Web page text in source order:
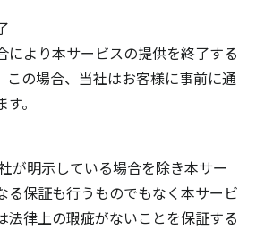
により本サービスの提供を終了する
この場合、当社はお客様に事前に通
。
が明示している場合を除き本サー
る保証も行うものでもなく本サービ
法律上の瑕疵がないことを保証する